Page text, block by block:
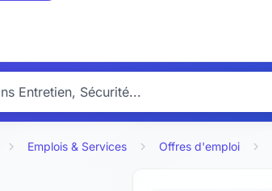
Emplois & Services Offres d'emploi